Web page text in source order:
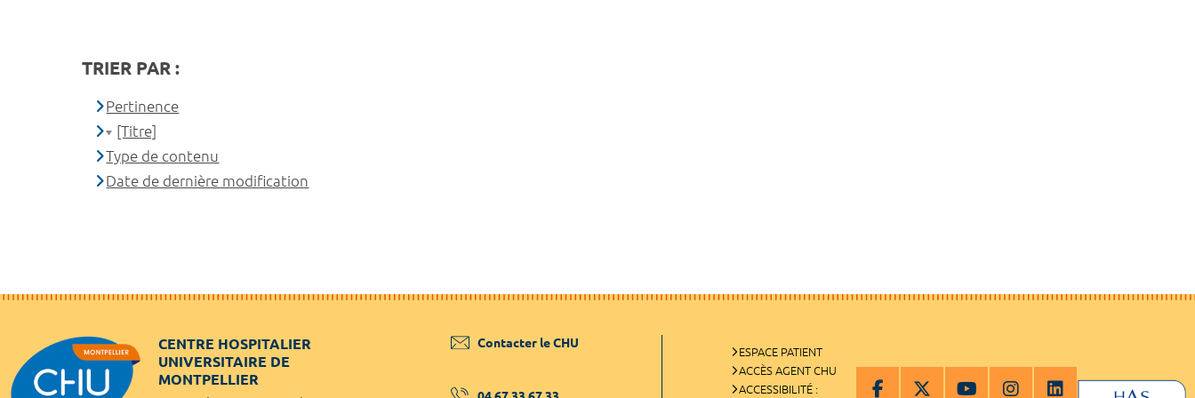
TRIER PAR :
Pertinence
[Titre]
Type de contenu
Date de dernière modification
CENTRE HOSPITALIER
UNIVERSITAIRE DE
MONTPELLIER
Contacter le CHU
ESPACE PATIENT
ACCÈS AGENT CHU
ACCESSIBILITÉ :